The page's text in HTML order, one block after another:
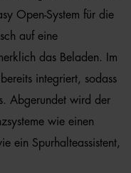
Open-System für die
auf eine
das Beladen. Im
integriert, sodass
Abgerundet wird der
wie einen
ein Spurhalteassistent,